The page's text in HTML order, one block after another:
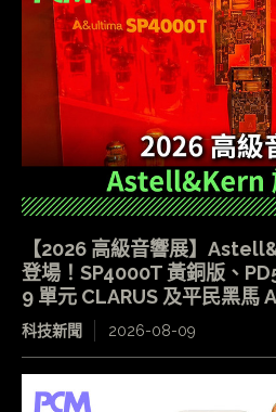
【2026 高級音響展】
登場！SP4000T 黃銅版、
9 單元 CLARUS 及平民黑馬
科技新聞 2026-08-09